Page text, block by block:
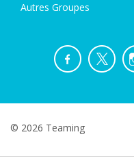
Autres Groupes
© 2026 Teaming